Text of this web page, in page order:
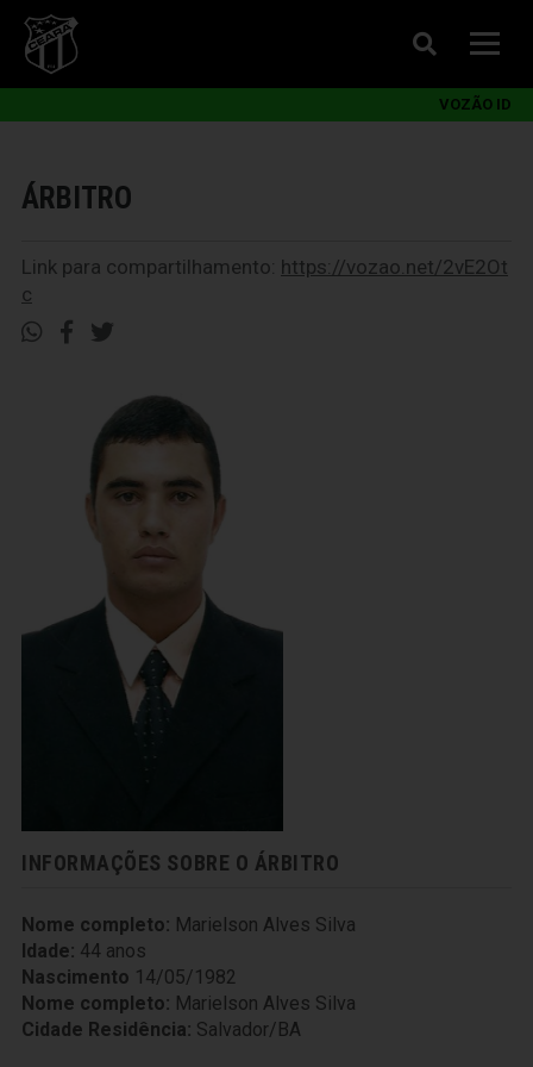
VOZÃO ID
ÁRBITRO
Link para compartilhamento: https://vozao.net/2vE2Ot
c
INFORMAÇÕES SOBRE O ÁRBITRO
Nome completo: Marielson Alves Silva
Idade: 44 anos
Nascimento 14/05/1982
Nome completo: Marielson Alves Silva
Cidade Residência: Salvador/BA